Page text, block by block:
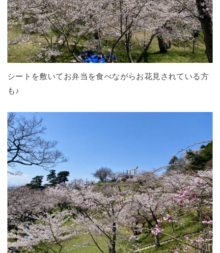
シートを敷いてお弁当を食べながらお花見されている方
も♪